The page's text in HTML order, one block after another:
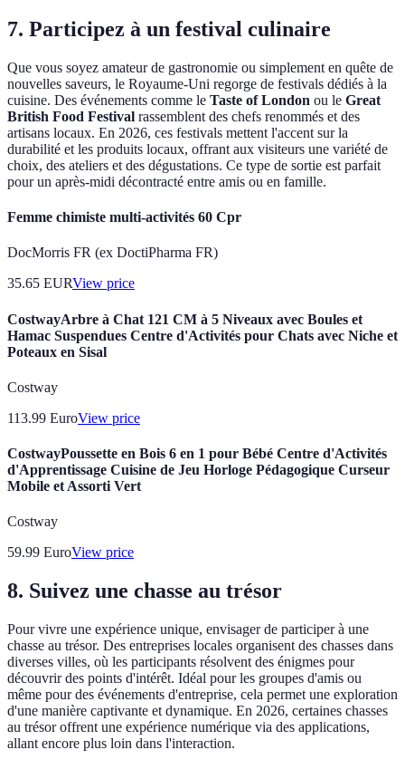
7. Participez à un festival culinaire
Que vous soyez amateur de gastronomie ou simplement en quête de
nouvelles saveurs, le Royaume-Uni regorge de festivals dédiés à la
cuisine. Des événements comme le Taste of London ou le Great
British Food Festival rassemblent des chefs renommés et des
artisans locaux. En 2026, ces festivals mettent l'accent sur la
durabilité et les produits locaux, offrant aux visiteurs une variété de
choix, des ateliers et des dégustations. Ce type de sortie est parfait
pour un après-midi décontracté entre amis ou en famille.
Femme chimiste multi-activités 60 Cpr
DocMorris FR (ex DoctiPharma FR)
35.65 EURView price
CostwayArbre à Chat 121 CM à 5 Niveaux avec Boules et
Hamac Suspendues Centre d'Activités pour Chats avec Niche et
Poteaux en Sisal
Costway
113.99 EuroView price
CostwayPoussette en Bois 6 en 1 pour Bébé Centre d'Activités
d'Apprentissage Cuisine de Jeu Horloge Pédagogique Curseur
Mobile et Assorti Vert
Costway
59.99 EuroView price
8. Suivez une chasse au trésor
Pour vivre une expérience unique, envisager de participer à une
chasse au trésor. Des entreprises locales organisent des chasses dans
diverses villes, où les participants résolvent des énigmes pour
découvrir des points d'intérêt. Idéal pour les groupes d'amis ou
même pour des événements d'entreprise, cela permet une exploration
d'une manière captivante et dynamique. En 2026, certaines chasses
au trésor offrent une expérience numérique via des applications,
allant encore plus loin dans l'interaction.